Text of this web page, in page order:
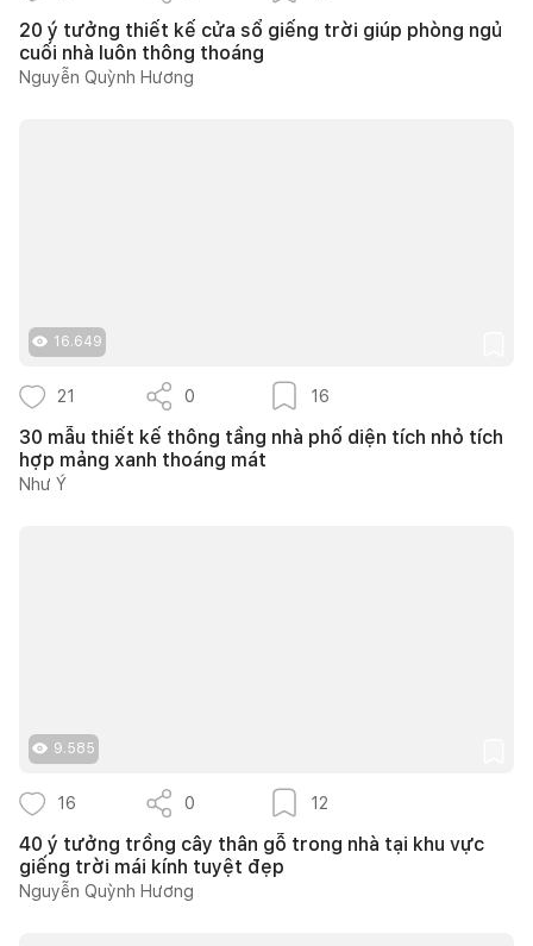
20 ý tưởng thiết kế cửa sổ giếng trời giúp phòng ngủ
cuối nhà luôn thông thoáng
Nguyễn Quỳnh Hương
16.649
21 0 16
30 mẫu thiết kế thông tầng nhà phố diện tích nhỏ tích
hợp mảng xanh thoáng mát
Như Ý
9.585
16 0 12
40 ý tưởng trồng cây thân gỗ trong nhà tại khu vực
giếng trời mái kính tuyệt đẹp
Nguyễn Quỳnh Hương